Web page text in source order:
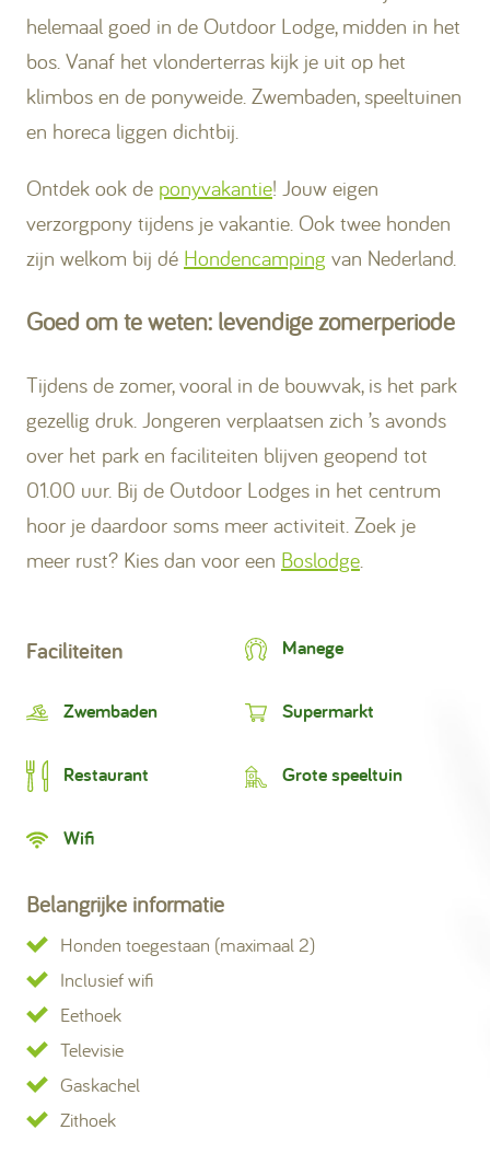
helemaal goed in de Outdoor Lodge, midden in het
bos. Vanaf het vlonderterras kijk je uit op het
klimbos en de ponyweide. Zwembaden, speeltuinen
en horeca liggen dichtbij.
Ontdek ook de ponyvakantie! Jouw eigen
verzorgpony tijdens je vakantie. Ook twee honden
zijn welkom bij dé Hondencamping van Nederland.
Goed om te weten: levendige zomerperiode
Tijdens de zomer, vooral in de bouwvak, is het park
gezellig druk. Jongeren verplaatsen zich ’s avonds
over het park en faciliteiten blijven geopend tot
01.00 uur. Bij de Outdoor Lodges in het centrum
hoor je daardoor soms meer activiteit. Zoek je
meer rust? Kies dan voor een Boslodge
Faciliteiten Manege
Zwembaden Supermarkt
Restaurant Grote speeltuin
Wifi
Belangrijke informatie
Honden toegestaan (maximaal 2)
Inclusief wifi
Eethoek
Televisie
Gaskachel
Zithoek